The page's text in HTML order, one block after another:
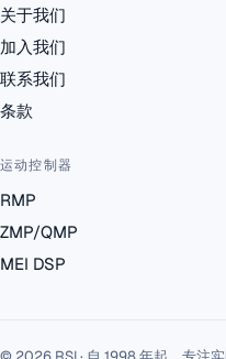
关于我们
加入我们
联系我们
条款
运动控制器
RMP
ZMP/QMP
MEI DSP